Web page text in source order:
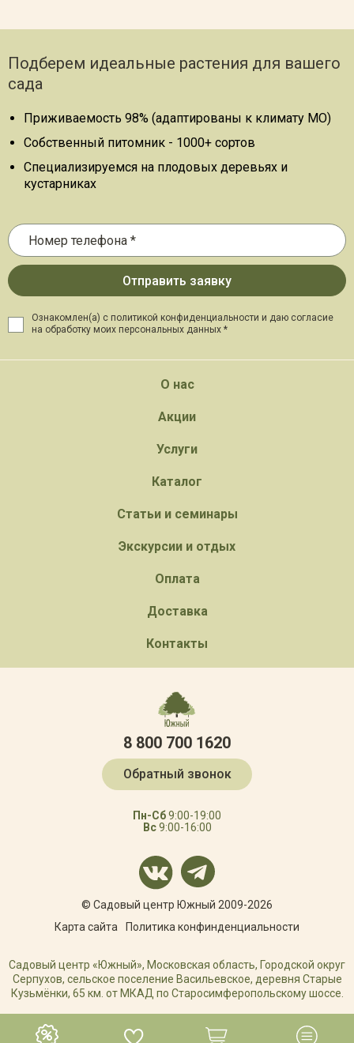
Подберем идеальные растения для вашего
сада
Приживаемость 98% (адаптированы к климату МО)
Собственный питомник - 1000+ сортов
Специализируемся на плодовых деревьях и
кустарниках
Ознакомлен(а) с политикой конфиденциальности и даю согласие
на обработку моих персональных данных *
О нас
Акции
Услуги
Каталог
Статьи и семинары
Экскурсии и отдых
Оплата
Доставка
Контакты
8 800 700 1620
Обратный звонок
Пн-Сб9:00-19:00
Вс9:00-16:00
© Садовый центр Южный 2009-2026
Карта сайта
Политика конфинденциальности
Садовый центр «Южный», Московская область, Городской округ
Серпухов, сельское поселение Васильевское, деревня Старые
Кузьмёнки, 65 км. от МКАД по Старосимферопольскому шоссе.